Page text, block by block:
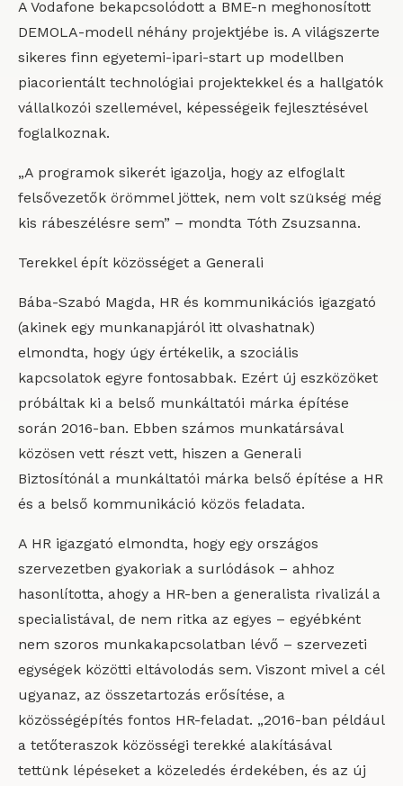
A Vodafone bekapcsolódott a BME-n meghonosított
DEMOLA-modell néhány projektjébe is. A világszerte
sikeres finn egyetemi-ipari-start up modellben
piacorientált technológiai projektekkel és a hallgatók
vállalkozói szellemével, képességeik fejlesztésével
foglalkoznak.
„A programok sikerét igazolja, hogy az elfoglalt
felsővezetők örömmel jöttek, nem volt szükség még
kis rábeszélésre sem” – mondta Tóth Zsuzsanna.
Terekkel épít közösséget a Generali
Bába-Szabó Magda, HR és kommunikációs igazgató
(akinek egy munkanapjáról itt olvashatnak)
elmondta, hogy úgy értékelik, a szociális
kapcsolatok egyre fontosabbak. Ezért új eszközöket
próbáltak ki a belső munkáltatói márka építése
során 2016-ban. Ebben számos munkatársával
közösen vett részt vett, hiszen a Generali
Biztosítónál a munkáltatói márka belső építése a HR
és a belső kommunikáció közös feladata.
A HR igazgató elmondta, hogy egy országos
szervezetben gyakoriak a surlódások – ahhoz
hasonlította, ahogy a HR-ben a generalista rivalizál a
specialistával, de nem ritka az egyes – egyébként
nem szoros munkakapcsolatban lévő – szervezeti
egységek közötti eltávolodás sem. Viszont mivel a cél
ugyanaz, az összetartozás erősítése, a
közösségépítés fontos HR-feladat. „2016-ban például
a tetőteraszok közösségi terekké alakításával
tettünk lépéseket a közeledés érdekében, és az új